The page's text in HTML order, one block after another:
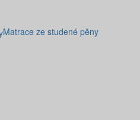
Matrace ze studené pěny